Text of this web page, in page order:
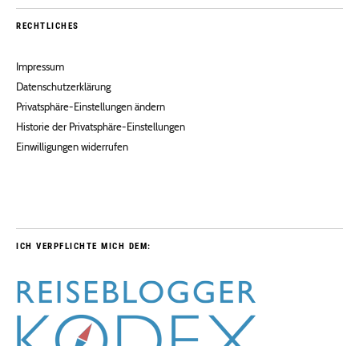
RECHTLICHES
Impressum
Datenschutzerklärung
Privatsphäre-Einstellungen ändern
Historie der Privatsphäre-Einstellungen
Einwilligungen widerrufen
ICH VERPFLICHTE MICH DEM: